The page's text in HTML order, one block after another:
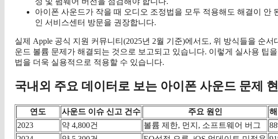
아이폰 사운드가 작을 때 오디오 조정법을 모두 적용해도 해결이 안
인 서비스센터 방문을 권장합니다.
실제 Apple 공식 지원 커뮤니티(2025년 2월 기준)에서도, 위 방식들을 순
운드 볼륨 문제가 해결되는 것으로 보고되고 있습니다. 이렇게 실사용 팁
법을 더욱 실용적으로 적용할 수 있습니다.
국내외 주요 데이터로 보는 아이폰 사운드 문제
연도 사운드 이슈 신고 건수 주요 원인
2023
약 4,800건 볼륨 제한, 먼지, 소프트웨어 버그